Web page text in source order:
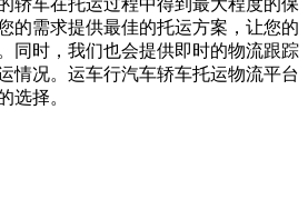
的需求提供最佳的托运方案，让您的
同时，我们也会提供即时的物流跟踪
情况。运车行汽车轿车托运物流平台
选择。